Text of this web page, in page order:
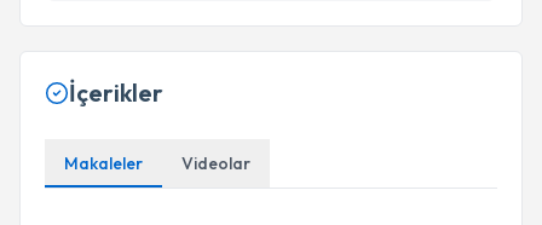
İçerikler
Makaleler Videolar